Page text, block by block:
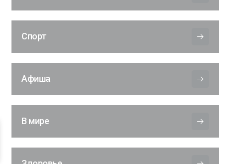
Спорт
Афиша
В мире